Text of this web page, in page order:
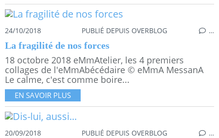
24/10/2018 PUBLIÉ DEPUIS OVERBLOG …
La fragilité de nos forces
18 octobre 2018 eMmAtelier, les 4 premiers
collages de l'eMmAbécédaire © eMmA MessanA
Le calme, c'est comme boire...
EN SAVOIR PLUS
20/09/2018 PUBLIÉ DEPUIS OVERBLOG …